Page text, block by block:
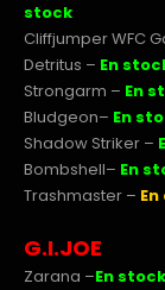
stock
Cliffjumper WFC
Detritus – En
Strongarm – En
Bludgeon– En
Shadow Striker –
Bombshell– En
Trashmaster –
G.I.JOE
Zarana –En stock